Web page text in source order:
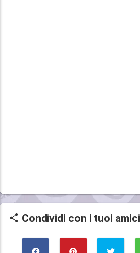
Condividi con i tuoi amici